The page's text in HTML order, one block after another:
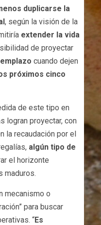
duplicarse la
, según la visión de la
extender la vida
de proyectar
cuando dejen
próximos cinco
de este tipo en
logran proyectar, con
la recaudación por el
algún tipo de
el horizonte
maduros.
mecanismo o
para buscar
“Es